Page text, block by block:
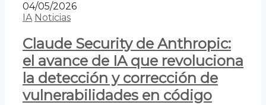
04/05/2026
IA Noticias
Claude Security de Anthropic:
el avance de IA que revoluciona
la detección y corrección de
vulnerabilidades en código